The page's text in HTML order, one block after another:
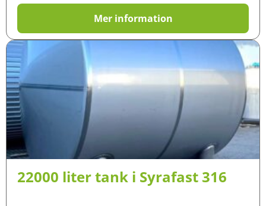
Mer information
22000 liter tank i Syrafast 316